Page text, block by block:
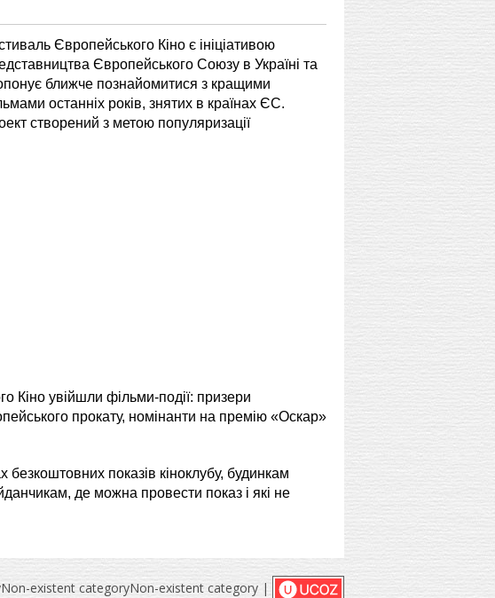
Європейського Кіно є ініціативою
Європейського Союзу в Україні та
ближче познайомитися з кращими
останніх років, знятих в країнах ЄС.
створений з метою популяризації
Кіно увійшли фільми-події: призери
прокату, номінанти на премію «Оскар»
показів кіноклубу, будинкам
де можна провести показ і які не
Non-existent categoryNon-existent category |